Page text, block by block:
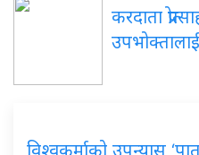
करदाता
विश्वकर्माको उपन्यास